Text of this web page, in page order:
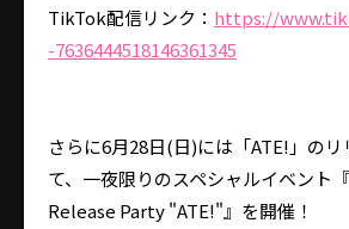
TikTok配信リンク： https://
-7636444518146361345
さらに6月28日(日)には「ATE!」の
て、一夜限りのスペシャルイベント
Release Party "ATE!"』を開催！